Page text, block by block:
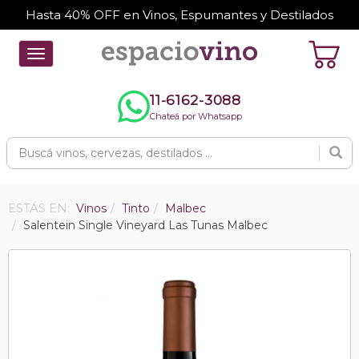
Hasta 40% OFF en Vinos, Espumantes y Destilados
Toggle
navigation
11-6162-3088
Chateá por Whatsapp
ESTÁS EN: Vinos Tinto
Malbec
Salentein Single Vineyard Las Tunas Malbec